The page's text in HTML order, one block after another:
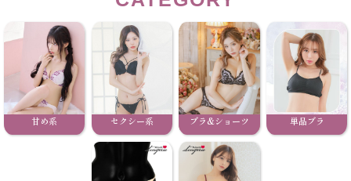
甘め系 セクシー系 ブラ&ショーツ 単品ブラ